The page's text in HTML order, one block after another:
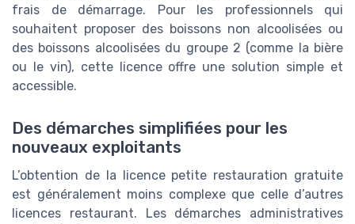
frais de démarrage. Pour les professionnels qui
souhaitent proposer des boissons non alcoolisées ou
des boissons alcoolisées du groupe 2 (comme la bière
ou le vin), cette licence offre une solution simple et
accessible.
Des démarches simplifiées pour les
nouveaux exploitants
L’obtention de la licence petite restauration gratuite
est généralement moins complexe que celle d’autres
licences restaurant. Les démarches administratives